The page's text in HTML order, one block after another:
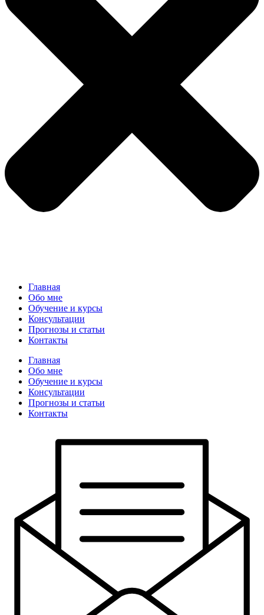
Главная
Обо мне
Обучение и курсы
Консультации
Прогнозы и статьи
Контакты
Главная
Обо мне
Обучение и курсы
Консультации
Прогнозы и статьи
Контакты